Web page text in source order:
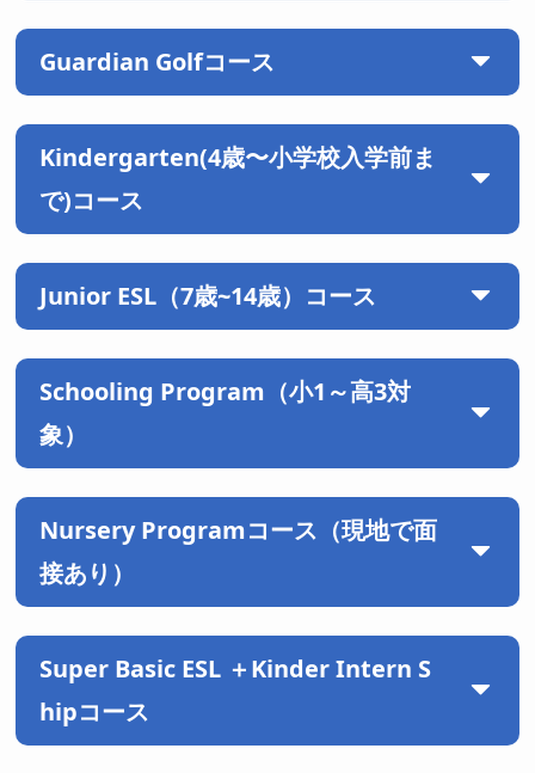
マンツーマン 5コマ×50分
マンツーマン 5コマ×50分
グループクラス 2コマ×50分
マンツーマン 2コマ×50分
グループクラス 2コマ×50分
マンツーマンクラス 2コマ×50分
Guardian Golfコース
ラウンド 週2回×50分
グループクラス 3コマ×50分
Kindergarten(4歳〜小学校入学前ま
で)コース
マンツーマンクラス 3コマ×50分
グループクラス
Junior ESL（7歳~14歳）コース
マンツーマンクラス
Schooling Program（小1～高3対
象）
Nursery Programコース（現地で面
接あり）
Super Basic ESL ＋Kinder Intern S
hipコース